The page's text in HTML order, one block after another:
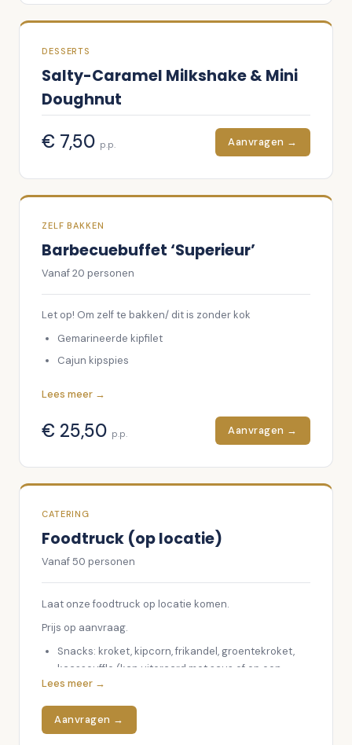
DESSERTS
Salty-Caramel Milkshake & Mini
Doughnut
€ 7,50 p.p. Aanvragen →
ZELF BAKKEN
Barbecuebuffet ‘Superieur’
Vanaf20 personen
Let op! Om zelf te bakken/ dit is zonder kok
Gemarineerde kipfilet
Cajun kipspies
Diamanthaas biefstuk
Ambachtelijke vleessalade
Rauwkosten
Mesclunsla
Diverse koude sauzen
Ovenvers brood
Kruidenboter
Satésaus
Ketjap-sesamsaus
Lees meer →
€ 25,50 p.p. Aanvragen →
CATERING
Foodtruck (op locatie)
Vanaf50 personen
Laat onze foodtruck op locatie komen.
Prijs op aanvraag.
Snacks: kroket, kipcorn, frikandel, groentekroket,
kaassouffle (kan uiteraard met saus of op een
broodje).
Puntzak friet.
Sauzen: curry, mayonaise, pindasaus en gesnipperd
Lees meer →
Aanvragen →